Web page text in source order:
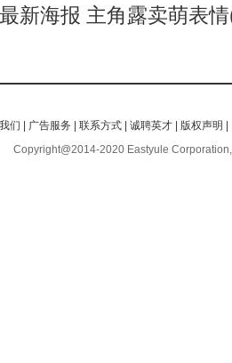
新海报 主角露卖萌表
们 广告服务 |联系方式 |诚聘英才 版权声明
Copyright@2014-2020 Eastyule